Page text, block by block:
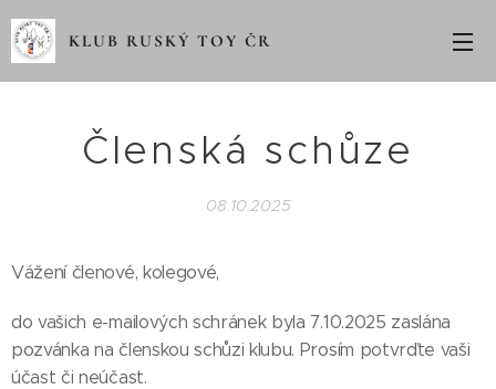
KLUB RUSKÝ TOY ČR
Členská schůze
08.10.2025
Vážení členové, kolegové,
do vašich e-mailových schránek byla 7.10.2025 zaslána
pozvánka na členskou schůzi klubu. Prosím potvrďte vaši
účast či neúčast.